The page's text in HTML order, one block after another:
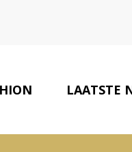
LAATSTE